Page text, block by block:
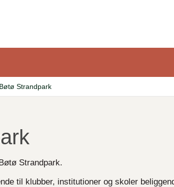
Bøtø Strandpark
Strandpark.
til klubber, institutioner og skoler